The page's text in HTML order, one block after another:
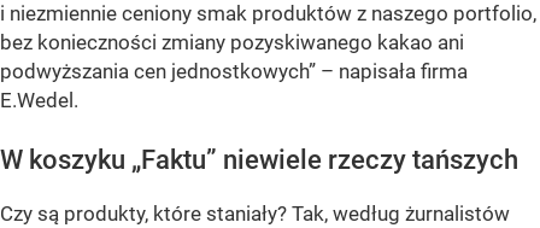
i niezmiennie ceniony smak produktów z naszego portfolio,
bez konieczności zmiany pozyskiwanego kakao ani
podwyższania cen jednostkowych” – napisała firma
E.Wedel.
W koszyku „Faktu” niewiele rzeczy tańszych
Czy są produkty, które staniały? Tak, według żurnalistów